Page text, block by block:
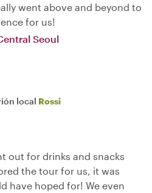
went above and beyond to
for us!
Seoul
local Rossi
out for drinks and snacks
the tour for us, it was
have hoped for! We even